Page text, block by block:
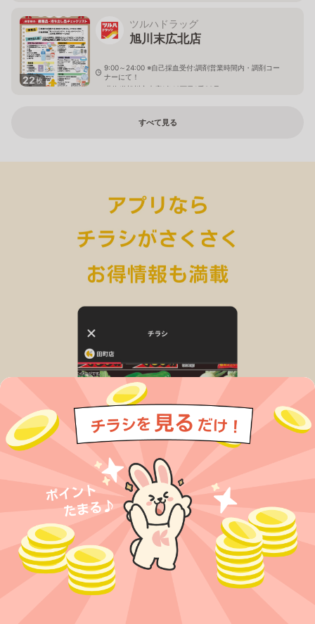
22枚
ツルハドラッグ
旭川末広北店
9:00～24:00 ※自己採血受付:調剤営業時間内・調剤コー
ナーにて！
北海道旭川市末広1条10丁目1番20号
すべて見る